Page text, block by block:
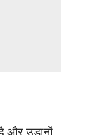
और उड़ानों